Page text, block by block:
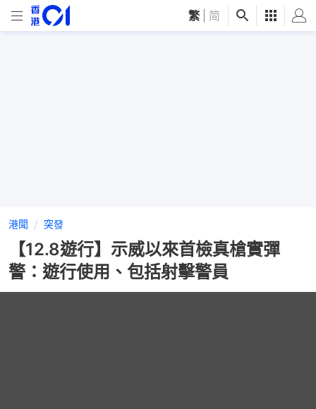
繁 简
港聞 突發
【12.8遊行】示威以來首檢真槍實彈
警：遊行使用、包括射擊警員